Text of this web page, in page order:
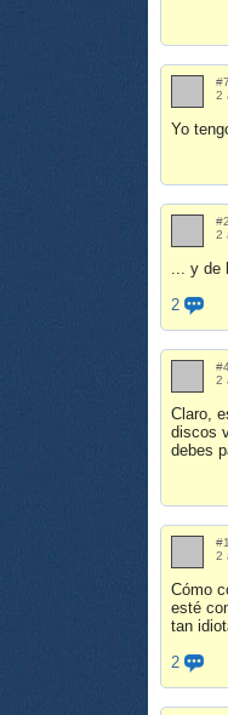
2
Yo
2
... y de
2
2
Claro,
discos
debes
2
Cómo
esté
tan
2